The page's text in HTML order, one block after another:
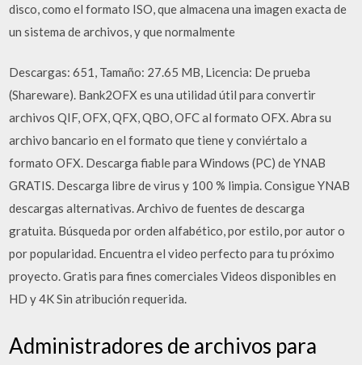
disco, como el formato ISO, que almacena una imagen exacta de
un sistema de archivos, y que normalmente
Descargas: 651, Tamaño: 27.65 MB, Licencia: De prueba
(Shareware). Bank2OFX es una utilidad útil para convertir
archivos QIF, OFX, QFX, QBO, OFC al formato OFX. Abra su
archivo bancario en el formato que tiene y conviértalo a
formato OFX. Descarga fiable para Windows (PC) de YNAB
GRATIS. Descarga libre de virus y 100 % limpia. Consigue YNAB
descargas alternativas. Archivo de fuentes de descarga
gratuita. Búsqueda por orden alfabético, por estilo, por autor o
por popularidad. Encuentra el video perfecto para tu próximo
proyecto. Gratis para fines comerciales Videos disponibles en
HD y 4K Sin atribución requerida.
Administradores de archivos para